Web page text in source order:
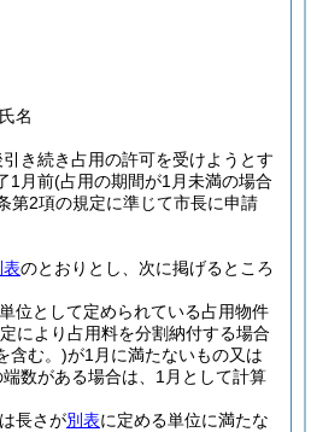
名
き続き占用の許可を受けようとす
1月前(占用の期間が1月未満の場合
第2項の規定に準じて市長に申請
表のとおりとし、次に掲げるところ
位として定められている占用物件
により占用料を分割納付する場合
含む。)が1月に満たないもの又は
数がある場合は、1月として計算
長さが別表に定める単位に満たな